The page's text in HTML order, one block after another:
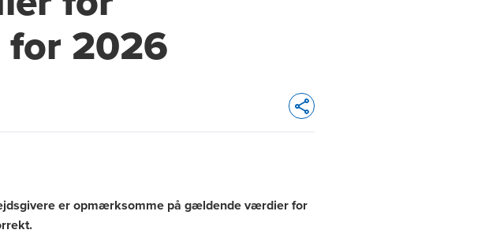
for 2026
Opens In A New Window/tab
er opmærksomme på gældende værdier for